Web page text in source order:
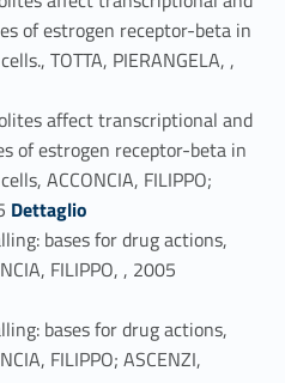
of estrogen receptor-beta in
TOTTA, PIERANGELA, ,
affect transcriptional and
of estrogen receptor-beta in
ACCONCIA, FILIPPO;
Link identifier #identifier_person_197947-97
Dettaglio
bases for drug actions,
FILIPPO, , 2005
bases for drug actions,
FILIPPO; ASCENZI,